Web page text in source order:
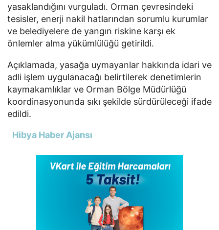
yasaklandığını vurguladı. Orman çevresindeki
tesisler, enerji nakil hatlarından sorumlu kurumlar
ve belediyelere de yangın riskine karşı ek
önlemler alma yükümlülüğü getirildi.
Açıklamada, yasağa uymayanlar hakkında idari ve
adli işlem uygulanacağı belirtilerek denetimlerin
kaymakamlıklar ve Orman Bölge Müdürlüğü
koordinasyonunda sıkı şekilde sürdürüleceği ifade
edildi.
Hibya Haber Ajansı